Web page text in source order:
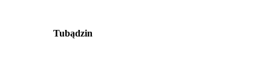
Tubądzin